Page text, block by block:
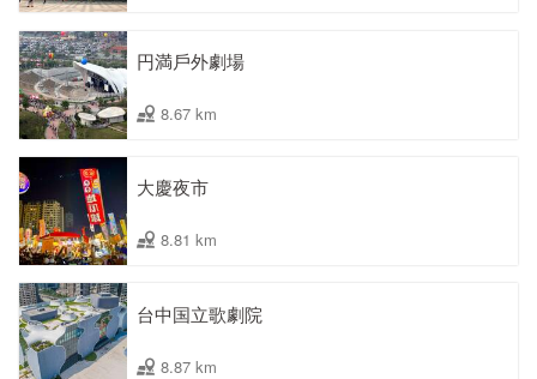
円満戶外劇場
8.67 km
大慶夜市
8.81 km
台中国立歌劇院
8.87 km